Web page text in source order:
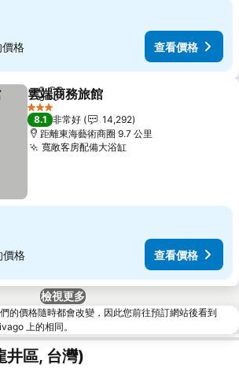
價格 查看價格
分享 加入我的最愛
雲端商務旅館
3 星級
8.1 非常好
14,292
距離東海藝術商圈 9.7 公里
寬敞客房配備大浴缸查看價格
價格 查看價格
檢視更多
的價格隨時都會改變，因此您前往預訂網站後看到
上的相同。
井區, 台灣)